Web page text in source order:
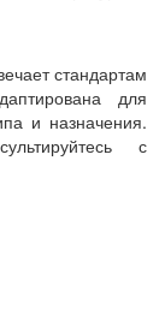
стандартам
для
и назначения.
с